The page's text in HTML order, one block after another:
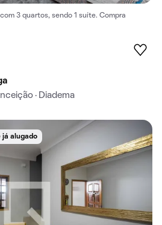
3 quartos, sendo 1 suíte. Compra
· Diadema
já alugado